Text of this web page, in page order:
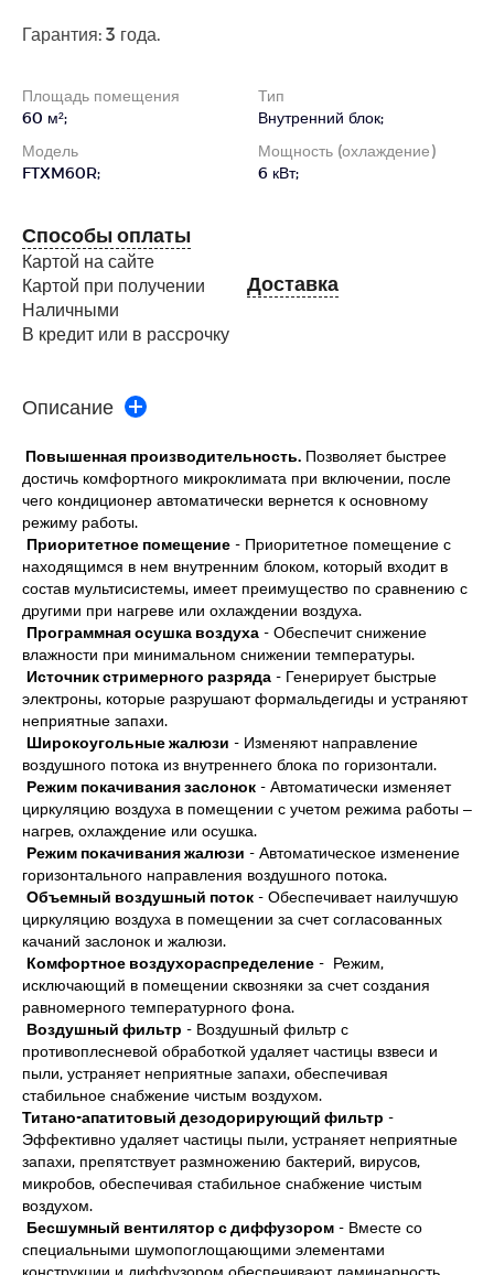
Гарантия: 3 года.
Площадь помещения
60 м²;
Тип
Внутренний блок;
Модель
FTXM60R;
Мощность (охлаждение)
6 кВт;
Способы оплаты
Картой на сайте
Картой при получении
Наличными
В кредит или в рассрочку
Доставка
Описание
Повышенная производительность. Позволяет быстрее
достичь комфортного микроклимата при включении, после
чего кондиционер автоматически вернется к основному
режиму работы.
Приоритетное помещение - Приоритетное помещение с
находящимся в нем внутренним блоком, который входит в
состав мультисистемы, имеет преимущество по сравнению с
другими при нагреве или охлаждении воздуха.
Программная осушка воздуха - Обеспечит снижение
влажности при минимальном снижении температуры.
Источник стримерного разряда - Генерирует быстрые
электроны, которые разрушают формальдегиды и устраняют
неприятные запахи.
Широкоугольные жалюзи - Изменяют направление
воздушного потока из внутреннего блока по горизонтали.
Режим покачивания заслонок - Автоматически изменяет
циркуляцию воздуха в помещении с учетом режима работы –
нагрев, охлаждение или осушка.
Режим покачивания жалюзи - Автоматическое изменение
горизонтального направления воздушного потока.
Объемный воздушный поток - Обеспечивает наилучшую
циркуляцию воздуха в помещении за счет согласованных
качаний заслонок и жалюзи.
Комфортное воздухораспределение - Режим,
исключающий в помещении сквозняки за счет создания
равномерного температурного фона.
Воздушный фильтр - Воздушный фильтр с
противоплесневой обработкой удаляет частицы взвеси и
пыли, устраняет неприятные запахи, обеспечивая
стабильное снабжение чистым воздухом.
Титано-апатитовый дезодорирующий фильтр -
Эффективно удаляет частицы пыли, устраняет неприятные
запахи, препятствует размножению бактерий, вирусов,
микробов, обеспечивая стабильное снабжение чистым
воздухом.
Бесшумный вентилятор с диффузором - Вместе со
специальными шумопоглощающими элементами
конструкции и диффузором обеспечивают ламинарность